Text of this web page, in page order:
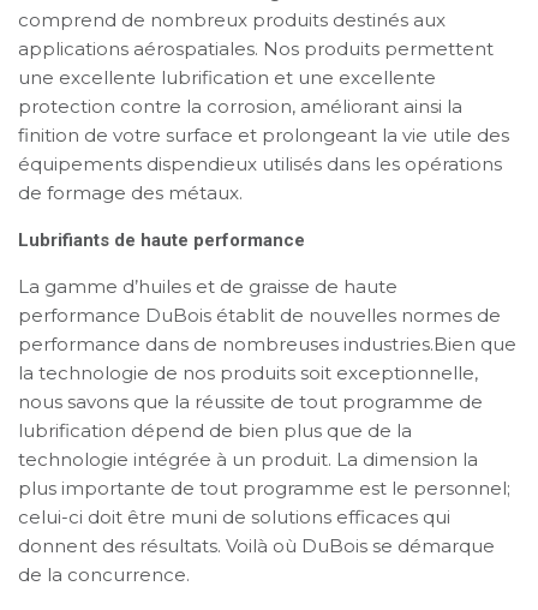
comprend de nombreux produits destinés aux
applications aérospatiales. Nos produits permettent
une excellente lubrification et une excellente
protection contre la corrosion, améliorant ainsi la
finition de votre surface et prolongeant la vie utile des
équipements dispendieux utilisés dans les opérations
de formage des métaux.
Lubrifiants de haute performance
La gamme d’huiles et de graisse de haute
performance DuBois établit de nouvelles normes de
performance dans de nombreuses industries.Bien que
la technologie de nos produits soit exceptionnelle,
nous savons que la réussite de tout programme de
lubrification dépend de bien plus que de la
technologie intégrée à un produit. La dimension la
plus importante de tout programme est le personnel;
celui-ci doit être muni de solutions efficaces qui
donnent des résultats. Voilà où DuBois se démarque
de la concurrence.